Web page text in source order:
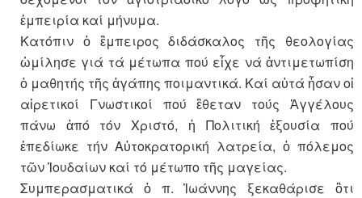
ἐμπειρία καί μήνυμα.
Κατόπιν ὁ ἒμπειρος διδάσκαλος τῆς θεολογίας
ὡμίλησε γιά τά μέτωπα πού εἶχε νά ἀντιμετωπίση
ὀ μαθητής τῆς ἀγάπης ποιμαντικά. Καί αὐτά ἦσαν οἱ
αἱρετικοί Γνωστικοί πού ἒθεταν τούς Ἀγγέλους
πάνω ἀπό τόν Χριστό, ἡ Πολιτική ἐξουσία πού
ἐπεδίωκε τήν Αὐτοκρατορική λατρεία, ὁ πόλεμος
τῶν Ἰουδαίων καί τό μέτωπο τῆς μαγείας.
Συμπερασματικά ὁ π. Ἰωάννης ξεκαθάρισε ὃτι